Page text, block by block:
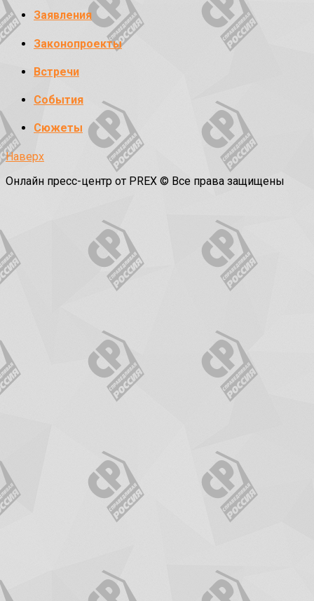
Заявления
Законопроекты
Встречи
События
Сюжеты
Наверх
Онлайн пресс-центр от PREX © Все права защищены